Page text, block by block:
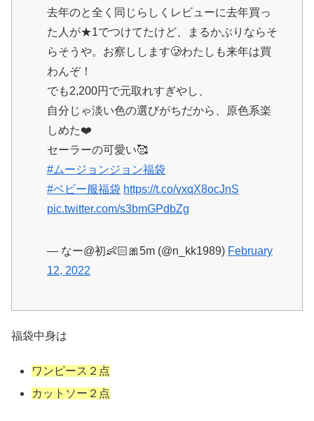
去年のと全く同じらしくレビューに去年買っ
た人が★1でつけてたけど、まるかぶりならそ
らそうや。お察しします🥲わたしも来年は買
わんぞ！
でも2,200円で元取れすぎやし、
自分じゃ淡い色の選びがちだから、原色系楽
しめた❤️
セーラーの可愛い🥰
#ムージョンジョン福袋
#ベビー服福袋 https://t.co/vxqX8ocJnS
pic.twitter.com/s3bmGPdbZg
— なー@初👶🏻🎀5m (@n_kk1989) February
12, 2022
福袋中身は
ワンピース２点
カットソー２点